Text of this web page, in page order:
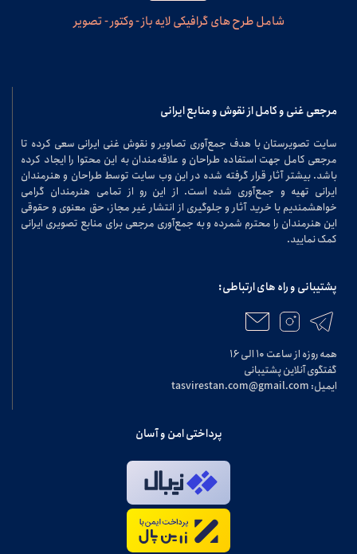
شامل طرح های گرافیکی لایه باز - وکتور - تصویر
مرجعی غنی و کامل از نقوش و منابع ایرانی
سایت تصویرستان با هدف جمع‌آوری تصاویر و نقوش غنی ایرانی سعی کرده تا
مرجعی کامل جهت استفاده طراحان و علاقه‌مندان به این محتوا را ایجاد کرده
باشد. بیشتر آثار قرار گرفته شده در این وب سایت توسط طراحان و هنرمندان
ایرانی تهیه و جمع‌آوری شده است. از این رو از تمامی هنرمندان گرامی
خواهشمندیم با خرید آثار و جلوگیری از انتشار غیر مجاز، حق معنوی و حقوقی
این هنرمندان را محترم شمرده و به جمع‌آوری مرجعی برای منابع تصویری ایرانی
کمک نمایید.
پشتیبانی و راه های ارتباطی:
همه روزه از ساعت ۱۰ الی ۱۶
گفتگوی آنلاین پشتیبانی
ایمیل: tasvirestan.com@gmail.com
پرداختی امن و آسان